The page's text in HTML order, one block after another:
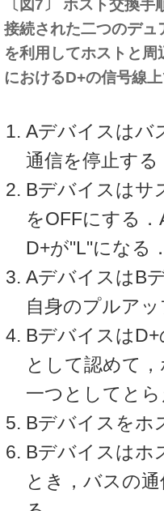
〔図7〕 ホスト交換手
接続された二つのデ
を利用してホストと
におけるD+の信号線
Aデバイスはバ
通信を停止する
Bデバイスはサ
をOFFにする
D+が"L"になる．
AデバイスはB
自身のプルアッ
Bデバイスは
として認めて
一つとしてと
Bデバイスをホ
Bデバイスはホ
とき，バスの